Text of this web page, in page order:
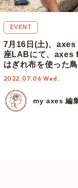
EVENT
7月16日(土)、
座LABにて、axes
はぎれ布を使った
ォトフレーム作り
femme SDGs
2022.07.06 Wed.
my axes 編